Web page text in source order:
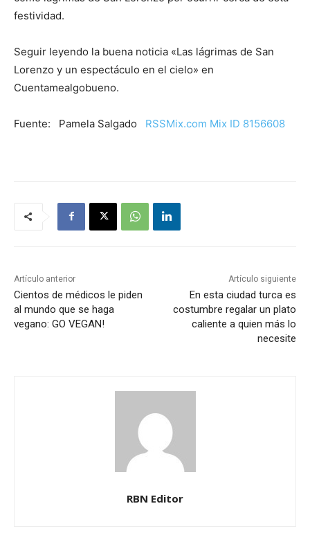
festividad.
Seguir leyendo la buena noticia «Las lágrimas de San
Lorenzo y un espectáculo en el cielo» en
Cuentamealgobueno.
Fuente: Pamela Salgado RSSMix.com Mix ID 8156608
Artículo anterior
Cientos de médicos le piden
al mundo que se haga
vegano: GO VEGAN!
Artículo siguiente
En esta ciudad turca es
costumbre regalar un plato
caliente a quien más lo
necesite
RBN Editor